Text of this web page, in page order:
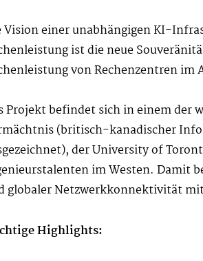
Vision einer unabhängigen KI-
ist die neue
von Rechenzentren
Projekt befindet sich in einem der
(britisch-kanadischer
der University of
im Westen. Damit
globaler Netzwerkkonnektivität
Highlights: